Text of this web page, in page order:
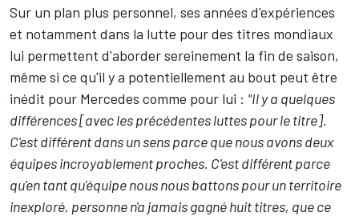
Sur un plan plus personnel, ses années d'expériences
et notamment dans la lutte pour des titres mondiaux
lui permettent d'aborder sereinement la fin de saison,
même si ce qu'il y a potentiellement au bout peut être
inédit pour Mercedes comme pour lui : "Il y a quelques
différences [avec les précédentes luttes pour le titre].
C'est différent dans un sens parce que nous avons deux
équipes incroyablement proches. C'est différent parce
qu'en tant qu'équipe nous nous battons pour un territoire
inexploré, personne n'a jamais gagné huit titres, que ce